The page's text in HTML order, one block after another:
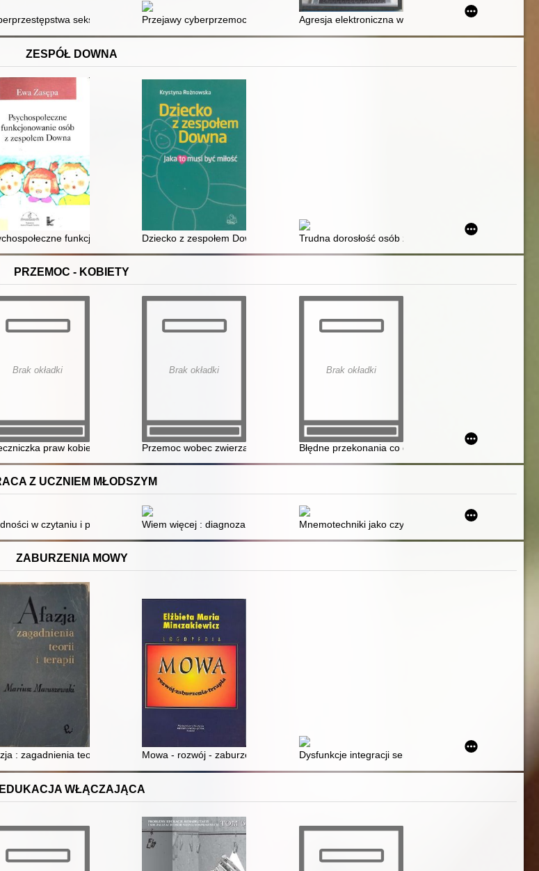
bezpieczeństwa
nowe ryzykowne zachowania młodzieży
seksualne na szkodę małoletniego w polskim i amerykańskim porządku prawnym
Przejawy cyberprzemocy w sieci Agresja elektroniczna wśród dzieci i młodzieży
ZESPÓŁ DOWNA
intelektualną i dziecięcym porażeniem mózgowym w ramach muzykoterapii grupowej, wspomaganie rozwoju
i pedagogicznefunkcjonowanie osób z zespołem Downa
Dziecko z zespołem Downa : jaka to musi być miłośćTrudna dorosłość osób z zespołem Downa : jak
PRZEMOC - KOBIETY
domowej. Doświadczenia z Irlandii
Brak okładki
praw kobiet
Brak okładki
Przemoc wobec zwierząt jako sygnał przemocy wobec kobiet i dzieci
Brak okładki
Błędne przekonania co do przepisów prawa
Z UCZNIEM MŁODSZYM
na cztery pory roku : propozycje dla przedszkolaków i dzieci w młodszym wieku szkolnym
w czytaniu i pisaniu : rozważania teoretyczne i praktyczne
Wiem więcej : diagnoza przedszkolna dziecka w ostatnim roku wychowania
Mnemotechniki jako czynnik optymalizujący
ZABURZENIA MOWY
: zagadnienia teorii i terapii Mowa - rozwój - zaburzenia - terapiaDysfunkcje integracji sensorycznej a sprawność
EDUKACJA WŁĄCZAJĄCA